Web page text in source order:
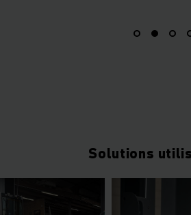
Solutions